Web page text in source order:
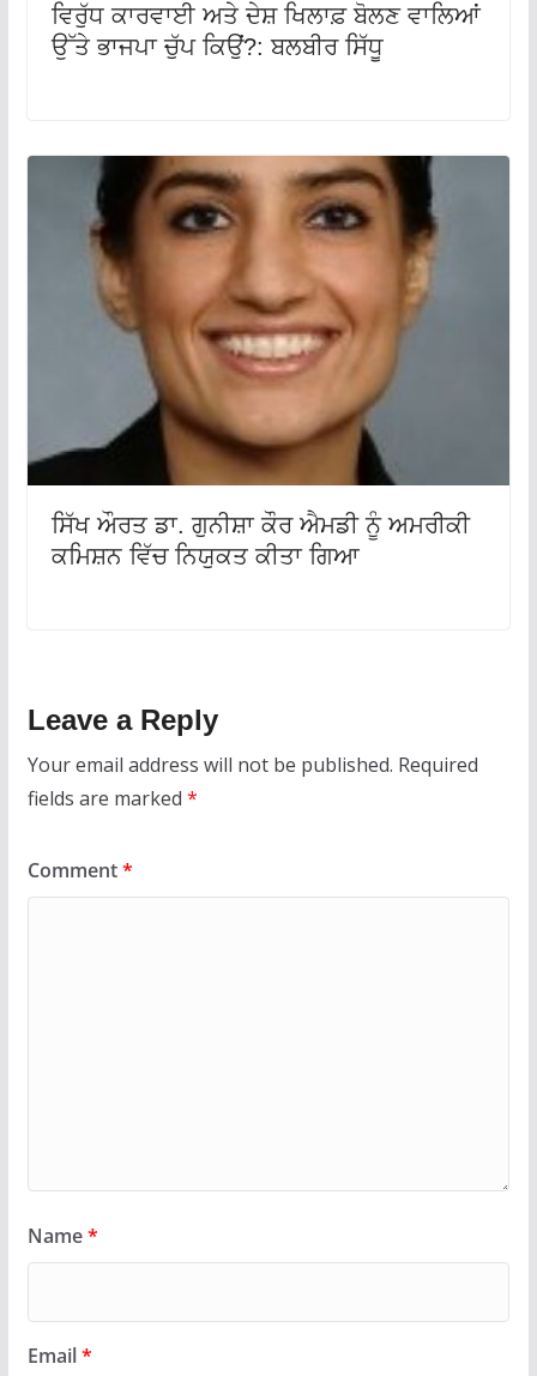
ਵਿਰੁੱਧ ਕਾਰਵਾਈ ਅਤੇ ਦੇਸ਼ ਖਿਲਾਫ਼ ਬੋਲਣ ਵਾਲਿਆਂ
ਉੱਤੇ ਭਾਜਪਾ ਚੁੱਪ ਕਿਉਂ?: ਬਲਬੀਰ ਸਿੱਧੂ
ਸਿੱਖ ਔਰਤ ਡਾ. ਗੁਨੀਸ਼ਾ ਕੌਰ ਐਮਡੀ ਨੂੰ ਅਮਰੀਕੀ
ਕਮਿਸ਼ਨ ਵਿੱਚ ਨਿਯੁਕਤ ਕੀਤਾ ਗਿਆ
Leave a Reply
Your email address will not be published. Required
fields are marked *
Comment*
Name*
Email*